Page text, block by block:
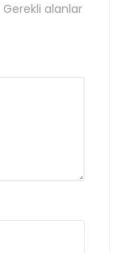
Gerekli alanlar